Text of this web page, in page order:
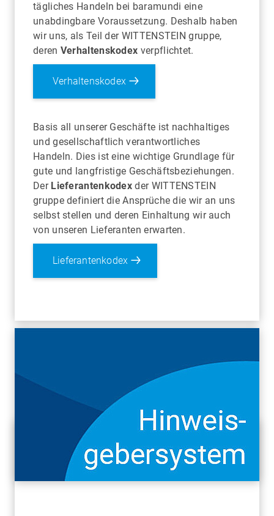
tägliches Handeln bei baramundi eine
unabdingbare Voraussetzung. Deshalb haben
wir uns, als Teil der WITTENSTEIN gruppe,
deren Verhaltenskodex verpflichtet.
Verhaltenskodex
Basis all unserer Geschäfte ist nachhaltiges
und gesellschaftlich verantwortliches
Handeln. Dies ist eine wichtige Grundlage für
gute und langfristige Geschäftsbeziehungen.
Der Lieferantenkodex der WITTENSTEIN
gruppe definiert die Ansprüche die wir an uns
selbst stellen und deren Einhaltung wir auch
von unseren Lieferanten erwarten.
Lieferantenkodex